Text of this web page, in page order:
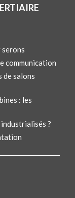
serons
communication
de salons
: les
?